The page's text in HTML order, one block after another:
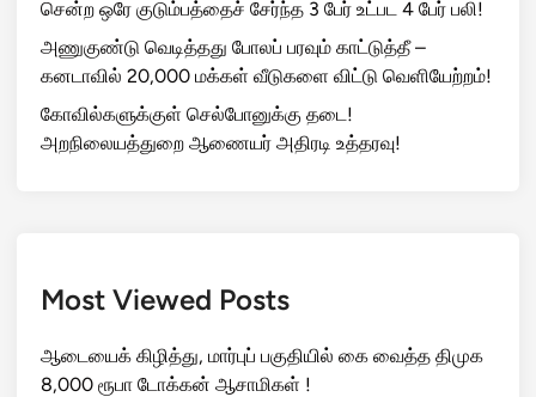
சென்ற ஒரே குடும்பத்தைச் சேர்ந்த 3 பேர் உட்பட 4 பேர் பலி!
அணுகுண்டு வெடித்தது போலப் பரவும் காட்டுத்தீ –
கனடாவில் 20,000 மக்கள் வீடுகளை விட்டு வெளியேற்றம்!
கோவில்களுக்குள் செல்போனுக்கு தடை!
அறநிலையத்துறை ஆணையர் அதிரடி உத்தரவு!
Most Viewed Posts
ஆடையைக் கிழித்து, மார்புப் பகுதியில் கை வைத்த திமுக
8,000 ரூபா டோக்கன் ஆசாமிகள் !